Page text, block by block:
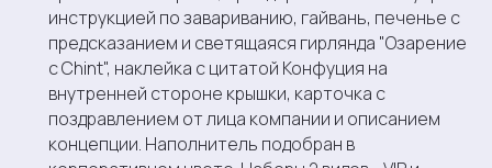
инструкцией по завариванию, гайвань, печенье с
предсказанием и светящаяся гирлянда "Озарение
с Chint", наклейка с цитатой Конфуция на
внутренней стороне крышки, карточка с
поздравлением от лица компании и описанием
концепции. Наполнитель подобран в